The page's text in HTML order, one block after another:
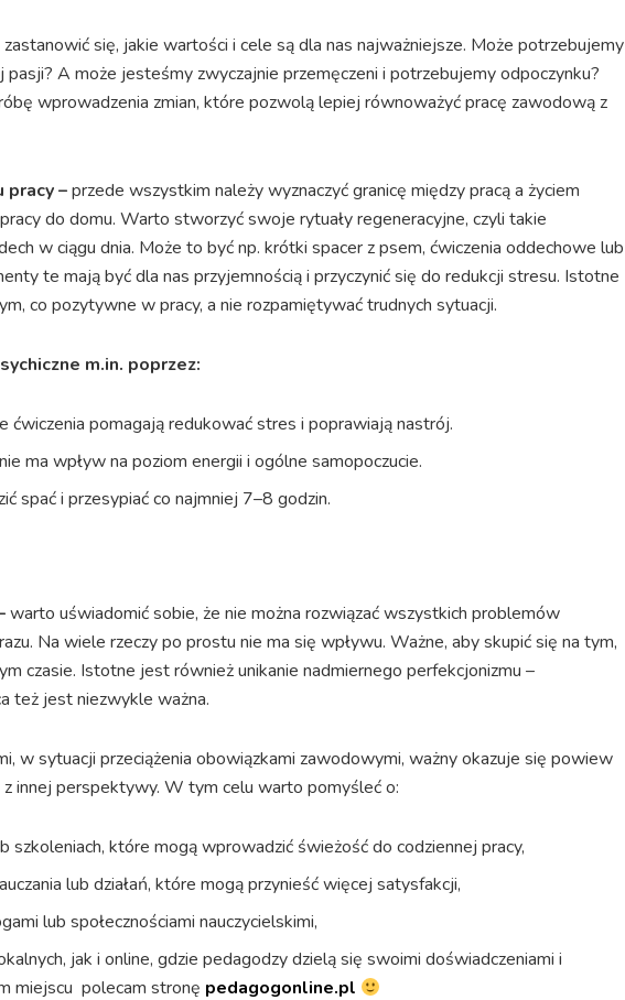
się, jakie wartości i cele są dla nas najważniejsze. Może potrzebujemy
A może jesteśmy zwyczajnie przemęczeni i potrzebujemy odpoczynku?
wprowadzenia zmian, które pozwolą lepiej równoważyć pracę zawodową z
pracy –przede wszystkim należy wyznaczyć granicę między pracą a życiem
do domu. Warto stworzyć swoje rytuały regeneracyjne, czyli takie
w ciągu dnia. Może to być np. krótki spacer z psem, ćwiczenia oddechowe lub
te mają być dla nas przyjemnością i przyczynić się do redukcji stresu. Istotne
co pozytywne w pracy, a nie rozpamiętywać trudnych sytuacji.
m.in. poprzez:
ćwiczenia pomagają redukować stres i poprawiają nastrój.
ma wpływ na poziom energii i ogólne samopoczucie.
spać i przesypiać co najmniej 7–8 godzin.
warto uświadomić sobie, że nie można rozwiązać wszystkich problemów
Na wiele rzeczy po prostu nie ma się wpływu. Ważne, aby skupić się na tym,
czasie. Istotne jest również unikanie nadmiernego perfekcjonizmu –
też jest niezwykle ważna.
w sytuacji przeciążenia obowiązkami zawodowymi, ważny okazuje się powiew
innej perspektywy. W tym celu warto pomyśleć o:
szkoleniach, które mogą wprowadzić świeżość do codziennej pracy,
lub działań, które mogą przynieść więcej satysfakcji,
lub społecznościami nauczycielskimi,
jak i online, gdzie pedagodzy dzielą się swoimi doświadczeniami i
miejscu polecam stronę pedagogonline.pl